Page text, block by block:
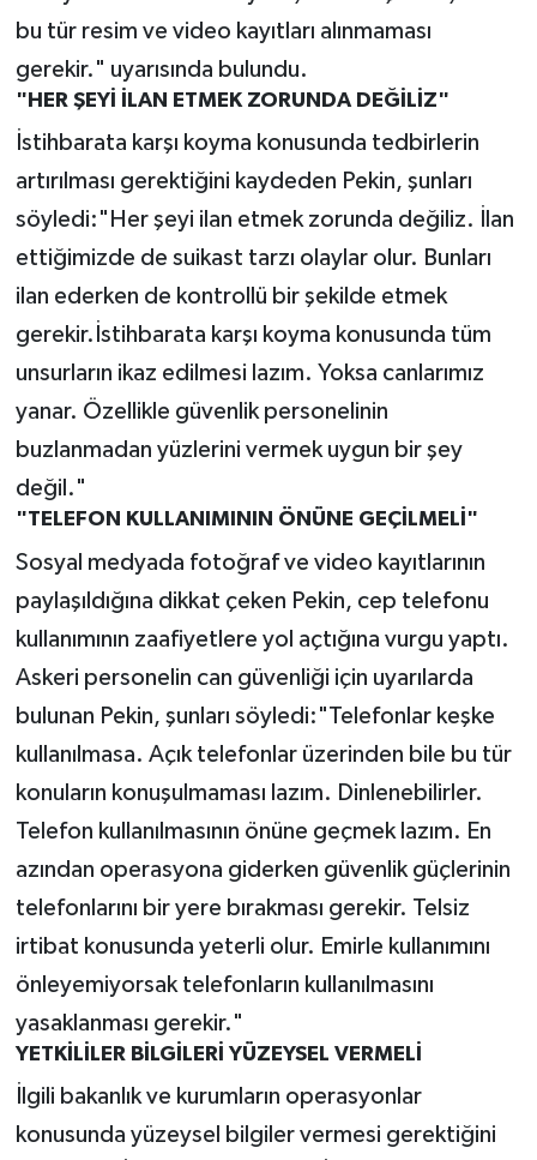
bu tür resim ve video kayıtları alınmaması
gerekir." uyarısında bulundu.
"HER ŞEYİ İLAN ETMEK ZORUNDA DEĞİLİZ"
İstihbarata karşı koyma konusunda tedbirlerin
artırılması gerektiğini kaydeden Pekin, şunları
söyledi:"Her şeyi ilan etmek zorunda değiliz. İlan
ettiğimizde de suikast tarzı olaylar olur. Bunları
ilan ederken de kontrollü bir şekilde etmek
gerekir.İstihbarata karşı koyma konusunda tüm
unsurların ikaz edilmesi lazım. Yoksa canlarımız
yanar. Özellikle güvenlik personelinin
buzlanmadan yüzlerini vermek uygun bir şey
değil."
"TELEFON KULLANIMININ ÖNÜNE GEÇİLMELİ"
Sosyal medyada fotoğraf ve video kayıtlarının
paylaşıldığına dikkat çeken Pekin, cep telefonu
kullanımının zaafiyetlere yol açtığına vurgu yaptı.
Askeri personelin can güvenliği için uyarılarda
bulunan Pekin, şunları söyledi:"Telefonlar keşke
kullanılmasa. Açık telefonlar üzerinden bile bu tür
konuların konuşulmaması lazım. Dinlenebilirler.
Telefon kullanılmasının önüne geçmek lazım. En
azından operasyona giderken güvenlik güçlerinin
telefonlarını bir yere bırakması gerekir. Telsiz
irtibat konusunda yeterli olur. Emirle kullanımını
önleyemiyorsak telefonların kullanılmasını
yasaklanması gerekir."
YETKİLİLER BİLGİLERİ YÜZEYSEL VERMELİ
İlgili bakanlık ve kurumların operasyonlar
konusunda yüzeysel bilgiler vermesi gerektiğini